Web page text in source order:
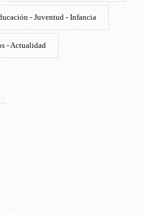
- Juventud - Infancia
- Actualidad